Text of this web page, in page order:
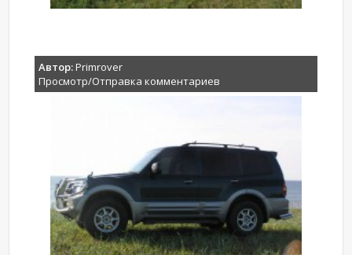
Автор:Primrover
Просмотр/Отправка комментариев